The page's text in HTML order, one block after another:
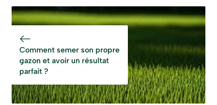
d’avocat : la
méthode qui
pucerons naturally
avec du savon
Comment semer son propre
gazon et avoir un résultat
parfait ?